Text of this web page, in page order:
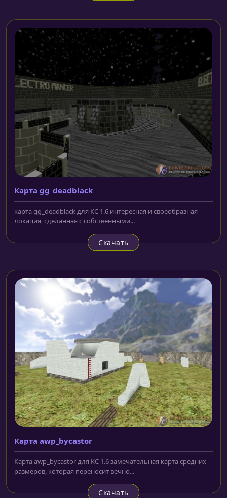
Карта gg_deadblack
карта gg_deadblack для КС 1.6 интересная и своеобразная
локация, сделанная с собственными...
Скачать
Карта awp_bycastor
Карта awp_bycastor для КС 1.6 замечательная карта средних
размеров, которая переносит вечно...
Скачать